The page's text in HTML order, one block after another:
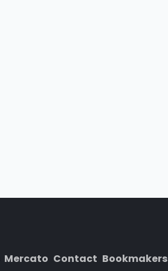
Mercato Contact Bookmakers